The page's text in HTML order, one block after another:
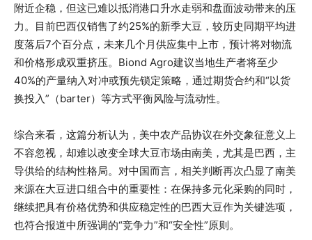
附近企稳，但这已难以抵消港口升水走弱和盘面波动带来的压
力。目前巴西仅销售了约25%的新季大豆，较历史同期平均进
度落后7个百分点，未来几个月供应集中上市，预计将对物流
和价格形成双重挤压。Biond Agro建议当地生产者将至少
40%的产量纳入对冲或预先锁定策略，通过期货合约和“以货
换投入”（barter）等方式平衡风险与流动性。
综合来看，这篇分析认为，美中农产品协议在外交象征意义上
不容忽视，却难以改变全球大豆市场由南美，尤其是巴西，主
导供给的结构性格局。对中国而言，相关判断再次凸显了南美
来源在大豆进口组合中的重要性：在保持多元化采购的同时，
继续把具有价格优势和供应稳定性的巴西大豆作为关键选项，
也符合报道中所强调的“竞争力”和“安全性”原则。